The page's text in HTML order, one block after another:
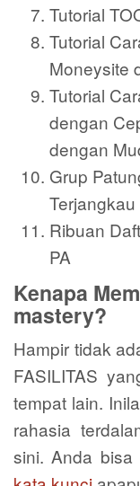
Tutorial
Tutorial
Moneysite
Tutorial
dengan
dengan
Grup
Terjangkau
Ribuan
PA
Kenapa
mastery?
Hampir tidak
FASILITAS
tempat lain.
rahasia
sini. Anda bisa